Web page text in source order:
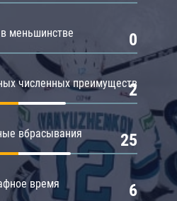
меньшинстве 0
численных преимуществ
2
вбрасывания 25
время 6